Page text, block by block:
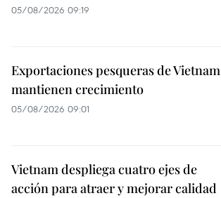
05/08/2026 09:19
Exportaciones pesqueras de Vietnam
mantienen crecimiento
05/08/2026 09:01
Vietnam despliega cuatro ejes de
acción para atraer y mejorar calidad